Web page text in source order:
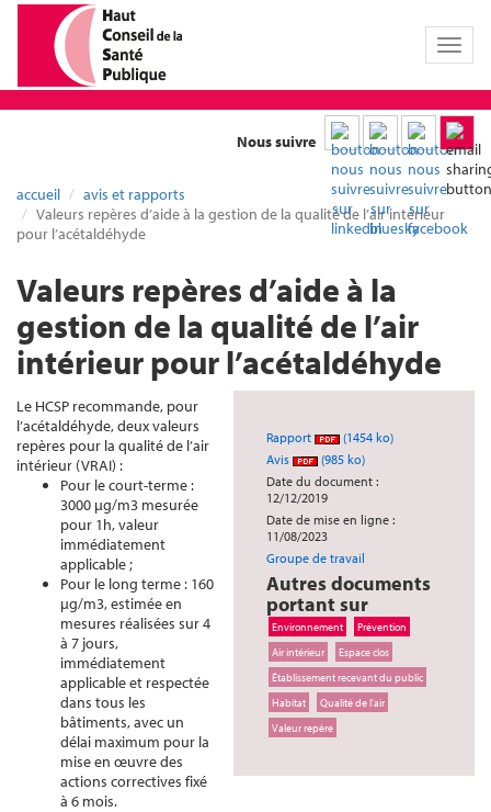
Toggle
Nous suivre
accueil
avis et rapports
Valeurs repères d’aide à la gestion de la qualité de l’air intérieur
pour l’acétaldéhyde
Valeurs repères d’aide à la
gestion de la qualité de l’air
intérieur pour l’acétaldéhyde
Rapport
(1454 ko)
Avis
(985 ko)
Date du document :
12/12/2019
Date de mise en ligne :
11/08/2023
Groupe de travail
Autres documents
portant sur
Environnement
Prévention
Air intérieur
Espace clos
Établissement recevant du public
Habitat
Qualité de l'air
Valeur repère
Le HCSP recommande, pour
l’acétaldéhyde, deux valeurs
repères pour la qualité de l’air
intérieur (VRAI) :
Pour le court-terme :
3000 µg/m3 mesurée
pour 1h, valeur
immédiatement
applicable ;
Pour le long terme : 160
µg/m3, estimée en
mesures réalisées sur 4
à 7 jours,
immédiatement
applicable et respectée
dans tous les
bâtiments, avec un
délai maximum pour la
mise en œuvre des
actions correctives fixé
à 6 mois.